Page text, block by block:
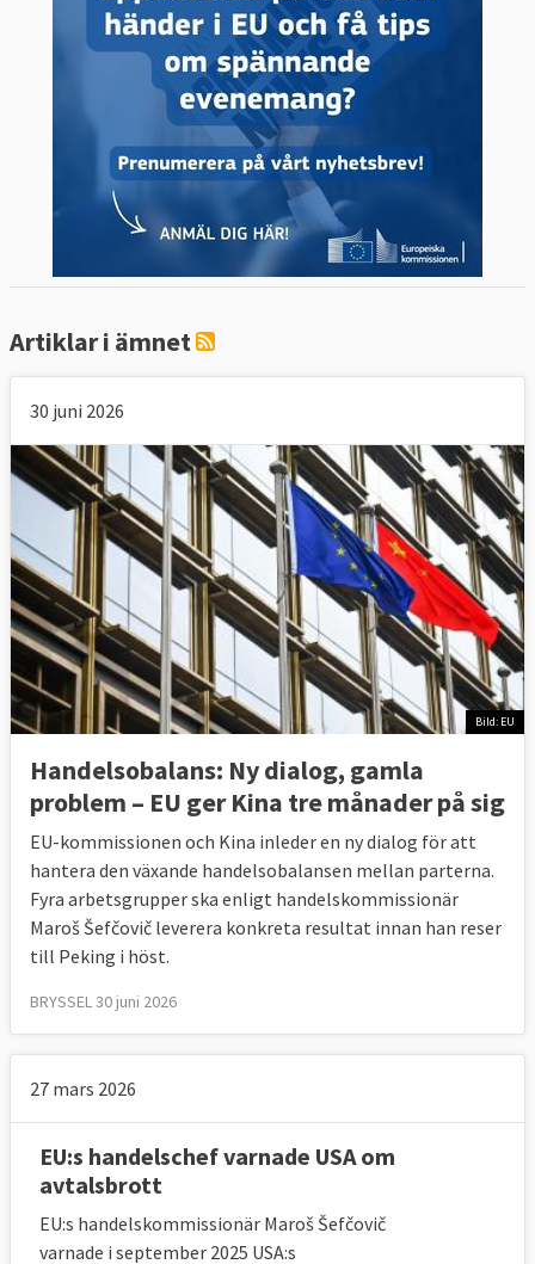
Artiklar i ämnet
30 juni 2026
Bild: EU
Handelsobalans: Ny dialog, gamla
problem – EU ger Kina tre månader på sig
EU-kommissionen och Kina inleder en ny dialog för att
hantera den växande handelsobalansen mellan parterna.
Fyra arbetsgrupper ska enligt handelskommissionär
Maroš Šefčovič leverera konkreta resultat innan han reser
till Peking i höst.
BRYSSEL 30 juni 2026
27 mars 2026
EU:s handelschef varnade USA om
avtalsbrott
EU:s handelskommissionär Maroš Šefčovič
varnade i september 2025 USA:s